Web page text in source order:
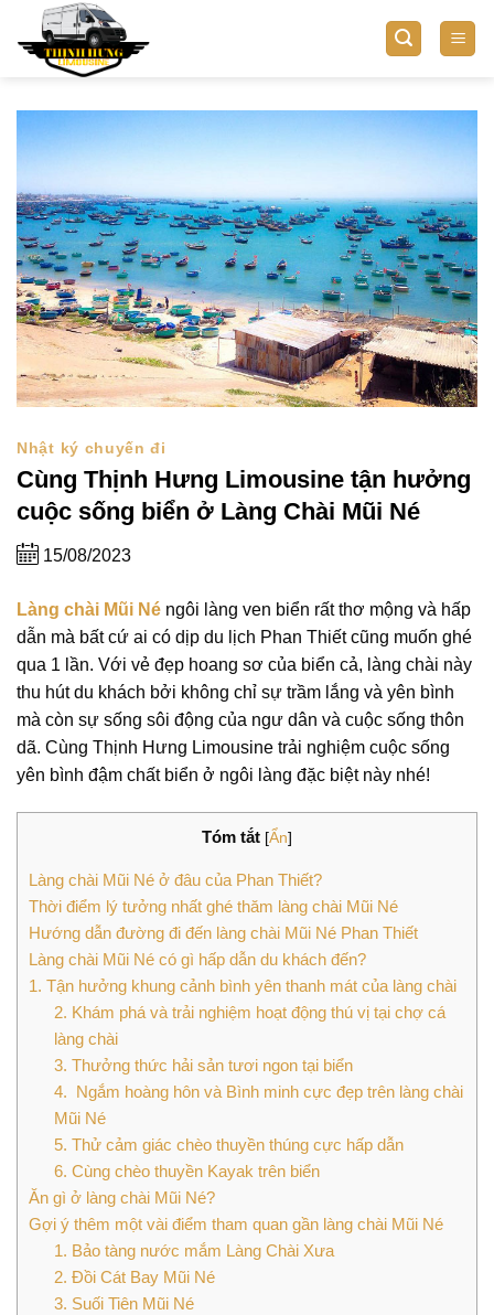
qua
Nhật ký chuyến đi
Cùng Thịnh Hưng Limousine tận hưởng
cuộc sống biển ở Làng Chài Mũi Né
15/08/2023
Làng chài Mũi Né ngôi làng ven biển rất thơ mộng và hấp
dẫn mà bất cứ ai có dịp du lịch Phan Thiết cũng muốn ghé
qua 1 lần. Với vẻ đẹp hoang sơ của biển cả, làng chài này
thu hút du khách bởi không chỉ sự trầm lắng và yên bình
mà còn sự sống sôi động của ngư dân và cuộc sống thôn
dã. Cùng Thịnh Hưng Limousine trải nghiệm cuộc sống
yên bình đậm chất biển ở ngôi làng đặc biệt này nhé!
Tóm tắt [Ẩn]
Làng chài Mũi Né ở đâu của Phan Thiết?
Thời điểm lý tưởng nhất ghé thăm làng chài Mũi Né
Hướng dẫn đường đi đến làng chài Mũi Né Phan Thiết
Làng chài Mũi Né có gì hấp dẫn du khách đến?
1. Tận hưởng khung cảnh bình yên thanh mát của làng chài
2. Khám phá và trải nghiệm hoạt động thú vị tại chợ cá
làng chài
3. Thưởng thức hải sản tươi ngon tại biển
4. Ngắm hoàng hôn và Bình minh cực đẹp trên làng chài
Mũi Né
5. Thử cảm giác chèo thuyền thúng cực hấp dẫn
6. Cùng chèo thuyền Kayak trên biển
Ăn gì ở làng chài Mũi Né?
Gợi ý thêm một vài điểm tham quan gần làng chài Mũi Né
1. Bảo tàng nước mắm Làng Chài Xưa
2. Đồi Cát Bay Mũi Né
3. Suối Tiên Mũi Né